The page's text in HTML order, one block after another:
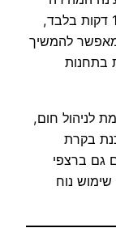
מאפשרת טעינה מ-10% ל-80% בתוך 12 דקות בלבד,
נתון זה מאפשר להמשיך
בתחנות
לניהול חום,
בקרת
גם ברצפי
נוח